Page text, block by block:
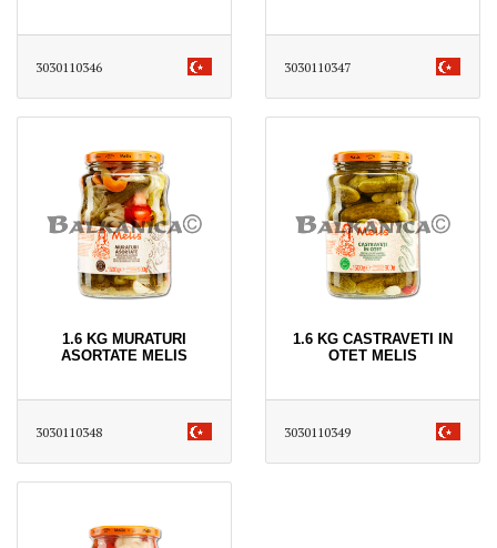
3030110346 3030110347
1.6 KG MURATURI
ASORTATE MELIS
3030110348
1.6 KG CASTRAVETI IN
OTET MELIS
3030110349